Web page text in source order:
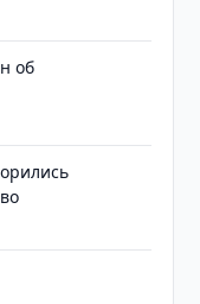
об